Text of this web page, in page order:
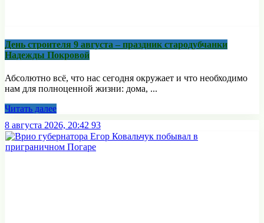
День строителя 9 августа – праздник стародубчанки
Надежды Покровой
Абсолютно всё, что нас сегодня окружает и что необходимо
нам для полноценной жизни: дома, ...
Читать далее
8 августа 2026, 20:42 93